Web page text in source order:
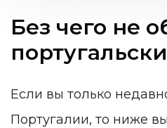
Без чего не
Если вы только
Португалии, то ниже